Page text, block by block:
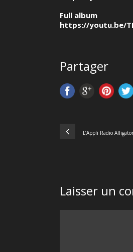
Full album
https://youtu.be/
Partager
L’Appli Radio
Laisser un